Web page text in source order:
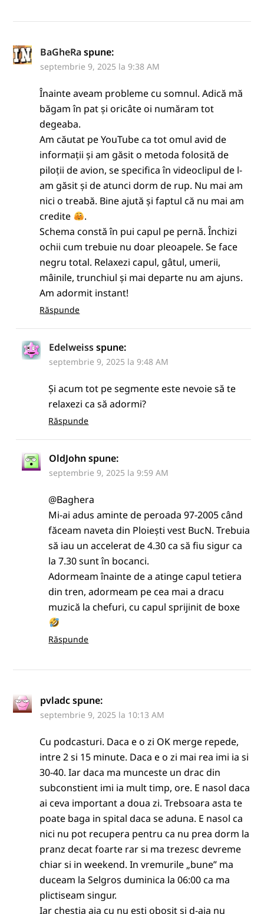
BaGheRa spune:
septembrie 9, 2025 la 9:38 AM
Înainte aveam probleme cu somnul. Adică mă
băgam în pat și oricâte oi număram tot
degeaba.
Am căutat pe YouTube ca tot omul avid de
informații și am găsit o metoda folosită de
piloții de avion, se specifica în videoclipul de l-
am găsit și de atunci dorm de rup. Nu mai am
nici o treabă. Bine ajută și faptul că nu mai am
credite
.
Schema constă în pui capul pe pernă. Închizi
ochii cum trebuie nu doar pleoapele. Se face
negru total. Relaxezi capul, gâtul, umerii,
mâinile, trunchiul și mai departe nu am ajuns.
Am adormit instant!
Răspunde
Edelweiss spune:
septembrie 9, 2025 la 9:48 AM
Și acum tot pe segmente este nevoie să te
relaxezi ca să adormi?
Răspunde
OldJohn spune:
septembrie 9, 2025 la 9:59 AM
@Baghera
Mi-ai adus aminte de peroada 97-2005 când
făceam naveta din Ploiești vest BucN. Trebuia
să iau un accelerat de 4.30 ca să fiu sigur ca
la 7.30 sunt în bocanci.
Adormeam înainte de a atinge capul tetiera
din tren, adormeam pe cea mai a dracu
muzică la chefuri, cu capul sprijinit de boxe
Răspunde
pvladc spune:
septembrie 9, 2025 la 10:13 AM
Cu podcasturi. Daca e o zi OK merge repede,
intre 2 si 15 minute. Daca e o zi mai rea imi ia si
30-40. Iar daca ma munceste un drac din
subconstient imi ia mult timp, ore. E nasol daca
ai ceva important a doua zi. Trebsoara asta te
poate baga in spital daca se aduna. E nasol ca
nici nu pot recupera pentru ca nu prea dorm la
pranz decat foarte rar si ma trezesc devreme
chiar si in weekend. In vremurile „bune” ma
duceam la Selgros duminica la 06:00 ca ma
plictiseam singur.
Iar chestia aia cu nu esti obosit si d-aia nu